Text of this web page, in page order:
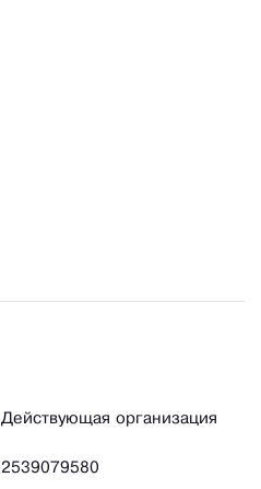
Действующая организация
2539079580